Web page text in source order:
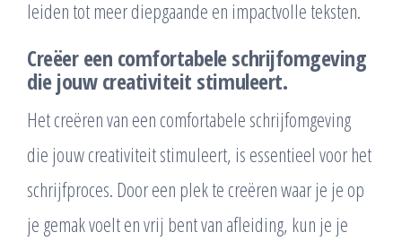
leiden tot meer diepgaande en impactvolle teksten.
Creëer een comfortabele schrijfomgeving
die jouw creativiteit stimuleert.
Het creëren van een comfortabele schrijfomgeving
die jouw creativiteit stimuleert, is essentieel voor het
schrijfproces. Door een plek te creëren waar je je op
je gemak voelt en vrij bent van afleiding, kun je je